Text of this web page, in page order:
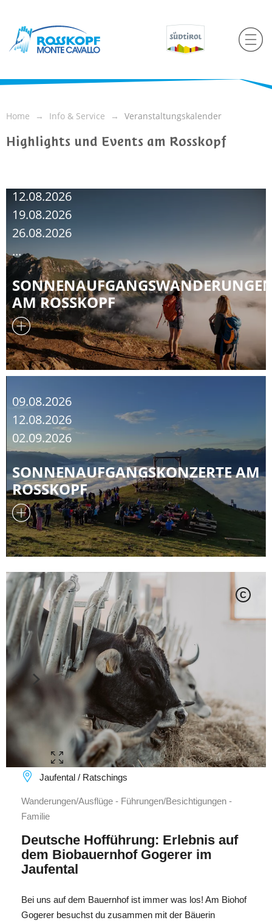
Home Info & Service Veranstaltungskalender
Highlights und Events am Rosskopf
12.08.2026
19.08.2026
26.08.2026
...
AM ROSSKOPF
09.08.2026
12.08.2026
02.09.2026
SONNENAUFGANGSKONZERTE AM
ROSSKOPF
C
Jaufental / Ratschings
Wanderungen/Ausflüge - Führungen/Besichtigungen -
Familie
Deutsche Hofführung: Erlebnis auf
dem Biobauernhof Gogerer im
Jaufental
Bei uns auf dem Bauernhof ist immer was los! Am Biohof
Gogerer besuchst du zusammen mit der Bäuerin